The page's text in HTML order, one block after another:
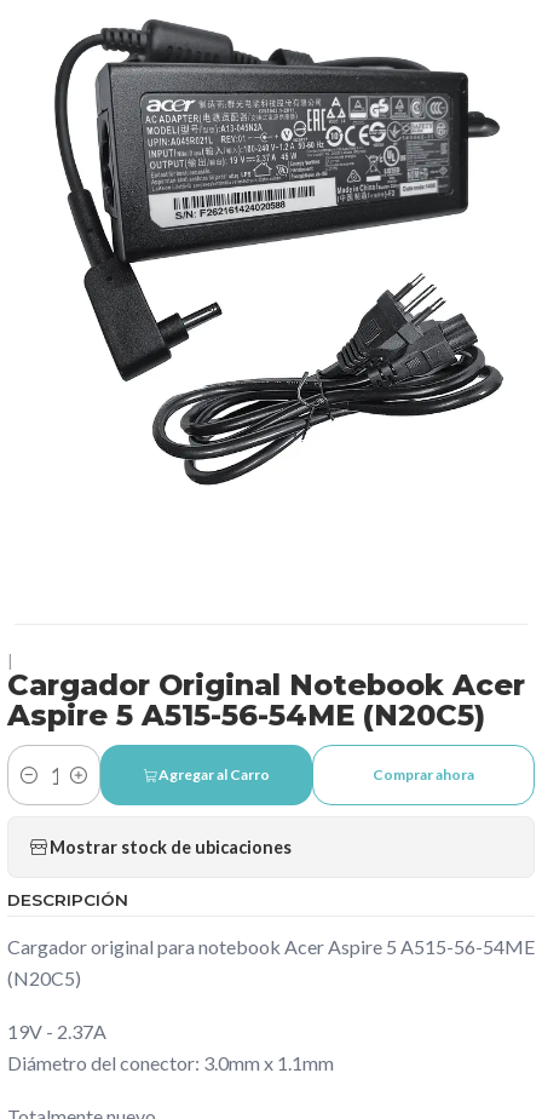
Cargador Original Notebook Acer
Aspire 5 A515-56-54ME (N20C5)
Cantidad
Agregar al Carro Comprar ahora
Mostrar stock de ubicaciones
DESCRIPCIÓN
Cargador original para notebook Acer Aspire 5 A515-56-54ME
(N20C5)
19V - 2.37A
Diámetro del conector: 3.0mm x 1.1mm